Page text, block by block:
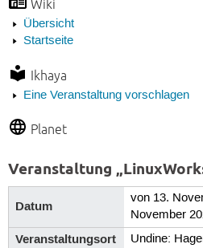
Wiki
Übersicht
Startseite
Ikhaya
Eine Veranstaltung vorschlagen
Planet
Veranstaltung
Datum
von 13.
November
Veranstaltungsort Undine: